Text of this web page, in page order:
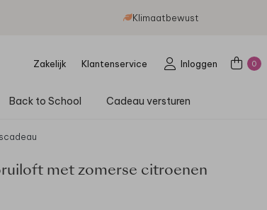
Klimaatbewust
Zakelijk Klantenservice Inloggen 0
Back to School Cadeau versturen
met zomerse citroenen